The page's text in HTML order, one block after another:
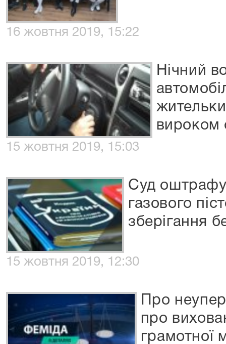
16 жовтня 2019, 15:22
Нічний
вироком
15 жовтня 2019, 15:03
Суд
газового
зберігання
15 жовтня 2019, 12:30
Про
про
грамотної